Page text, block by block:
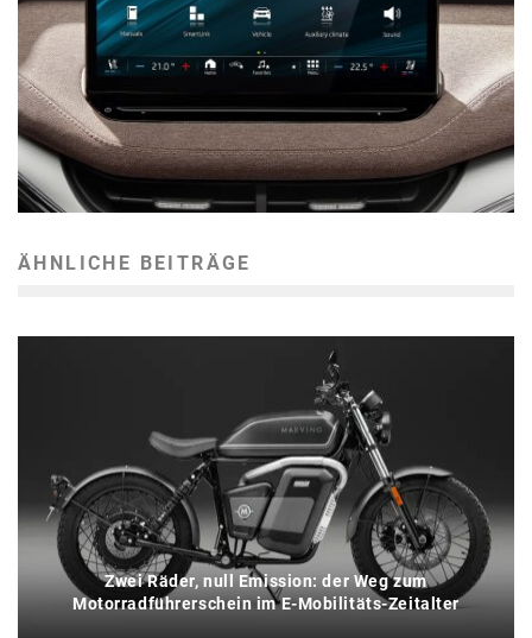
ÄHNLICHE BEITRÄGE
Zwei Räder, null Emission: der Weg zum
Motorradführerschein im E-Mobilitäts-Zeitalter